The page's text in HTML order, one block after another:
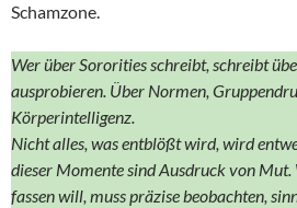
Schamzone.
Wer über Sororities schreibt, schreibt
ausprobieren. Über Normen,
Körperintelligenz.
Nicht alles, was entblößt wird, wird
dieser Momente sind Ausdruck von
fassen will, muss präzise beobachten,